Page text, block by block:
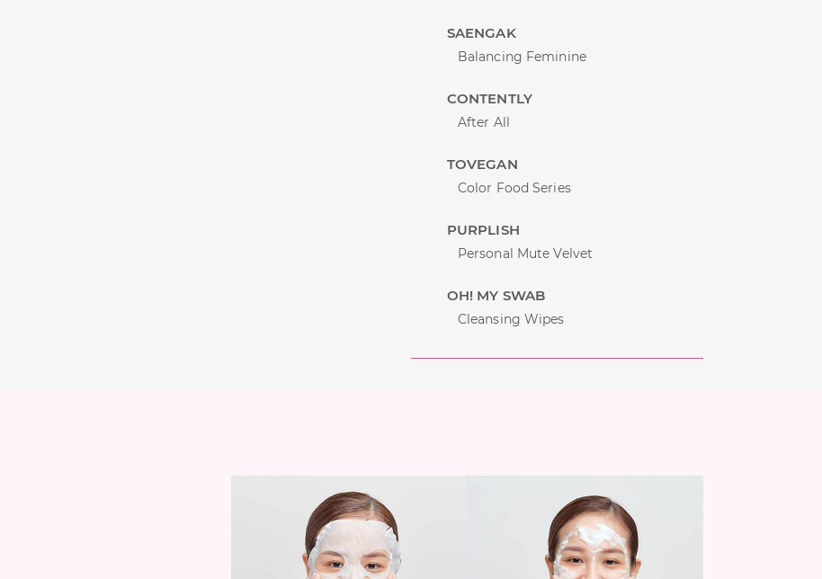
SAENGAK
Balancing Feminine
CONTENTLY
After All
TOVEGAN
Color Food Series
PURPLISH
Personal Mute Velvet
OH! MY SWAB
Cleansing Wipes